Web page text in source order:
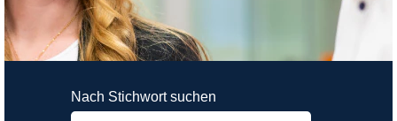
Nach Stichwort suchen